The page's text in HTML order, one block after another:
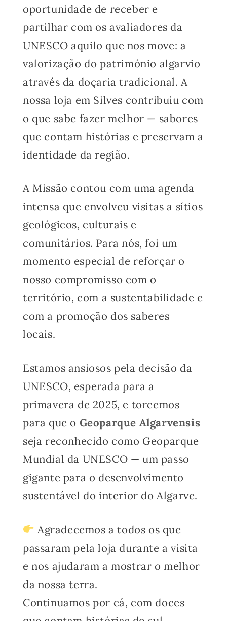
oportunidade de receber e
partilhar com os avaliadores da
UNESCO aquilo que nos move: a
valorização do património algarvio
através da doçaria tradicional. A
nossa loja em Silves contribuiu com
o que sabe fazer melhor — sabores
que contam histórias e preservam a
identidade da região.
A Missão contou com uma agenda
intensa que envolveu visitas a sítios
geológicos, culturais e
comunitários. Para nós, foi um
momento especial de reforçar o
nosso compromisso com o
território, com a sustentabilidade e
com a promoção dos saberes
locais.
Estamos ansiosos pela decisão da
UNESCO, esperada para a
primavera de 2025, e torcemos
para que o Geoparque Algarvensis
seja reconhecido como Geoparque
Mundial da UNESCO — um passo
gigante para o desenvolvimento
sustentável do interior do Algarve.
Agradecemos a todos os que
passaram pela loja durante a visita
e nos ajudaram a mostrar o melhor
da nossa terra.
Continuamos por cá, com doces